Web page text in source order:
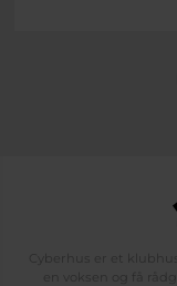
Cyberhus er et
en voksen og få